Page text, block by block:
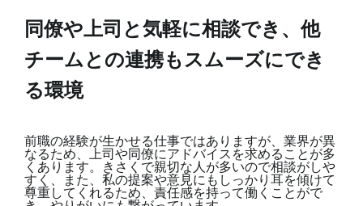
同僚や上司と気軽に相談でき、他
チームとの連携もスムーズにでき
る環境
前職の経験が生かせる仕事ではありますが、業界が異
なるため、上司や同僚にアドバイスを求めることが多
くあります。きさくで親切な人が多いので相談がしや
すく、また、私の提案や意見にもしっかり耳を傾けて
尊重してくれるため、責任感を持って働くことがで